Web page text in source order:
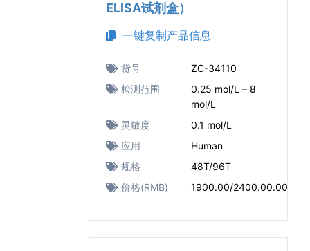
ELISA试剂盒）
一键复制产品信息
货号
ZC-34110
检测范围
0.25 mol/L – 8
mol/L
灵敏度
0.1 mol/L
应用
Human
规格
48T/96T
价格(RMB)
1900.00/2400.00.00